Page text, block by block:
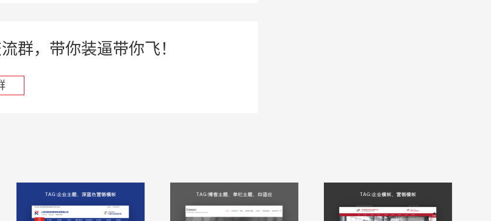
群，带你装逼带你飞！